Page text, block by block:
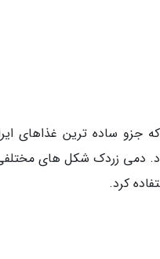
جزو ساده ترین غذاهای
دمی زردک شکل های
کرد.